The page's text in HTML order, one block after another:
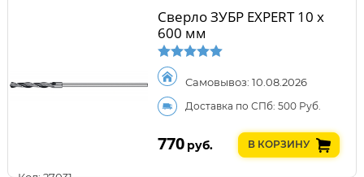
Сверло ЗУБР EXPERT 10 x
600 мм
Самовывоз: 10.08.2026
Доставка по СПб: 500 Руб.
770 руб. В КОРЗИНУ